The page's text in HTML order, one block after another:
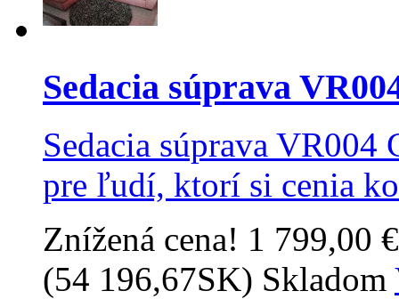
Sedacia súprava
Sedacia súprava
pre ľudí, ktorí si cenia
Znížená cena! 1 799,00 €
(54 196,67SK) Skladom